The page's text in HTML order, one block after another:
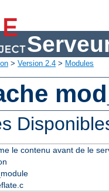
> Version 2.4 > Modules
le contenu avant de le